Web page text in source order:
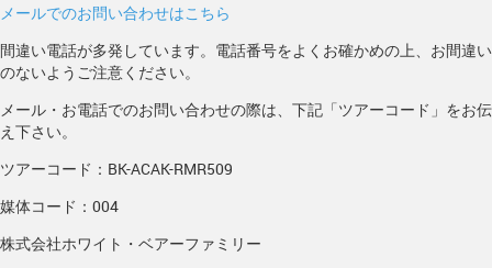
メールでのお問い合わせはこちら
間違い電話が多発しています。電話番号をよくお確かめの上、お間違い
のないようご注意ください。
メール・お電話でのお問い合わせの際は、下記「ツアーコード」をお伝
え下さい。
ツアーコード：BK-ACAK-RMR509
媒体コード：004
株式会社ホワイト・ベアーファミリー